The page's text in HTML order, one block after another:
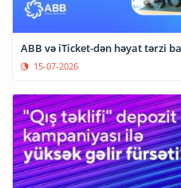
15-07-2026